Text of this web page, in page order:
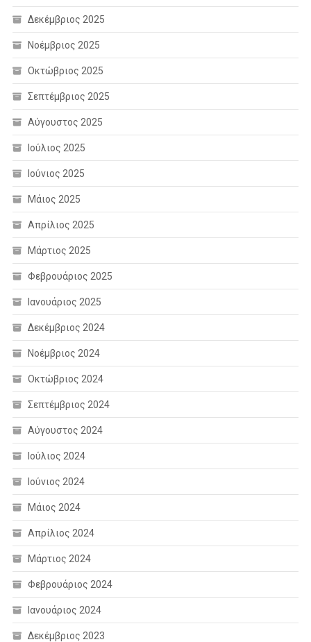
Δεκέμβριος 2025
Νοέμβριος 2025
Οκτώβριος 2025
Σεπτέμβριος 2025
Αύγουστος 2025
Ιούλιος 2025
Ιούνιος 2025
Μάιος 2025
Απρίλιος 2025
Μάρτιος 2025
Φεβρουάριος 2025
Ιανουάριος 2025
Δεκέμβριος 2024
Νοέμβριος 2024
Οκτώβριος 2024
Σεπτέμβριος 2024
Αύγουστος 2024
Ιούλιος 2024
Ιούνιος 2024
Μάιος 2024
Απρίλιος 2024
Μάρτιος 2024
Φεβρουάριος 2024
Ιανουάριος 2024
Δεκέμβριος 2023